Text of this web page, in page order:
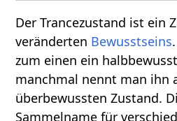
Der Trancezustand ist ein
veränderten Bewusstseins
zum einen ein
manchmal nennt man ihn
überbewussten Zustand.
Sammelname für